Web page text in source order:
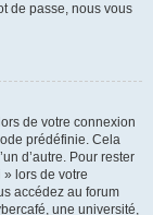
de passe, nous vous
de votre connexion
prédéfinie. Cela
d’autre. Pour rester
lors de votre
accédez au forum
une université,